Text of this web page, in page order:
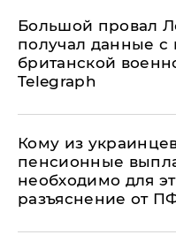
Большой провал
получал данные с
британской
Telegraph
Кому из
пенсионные
необходимо для
разъяснение от